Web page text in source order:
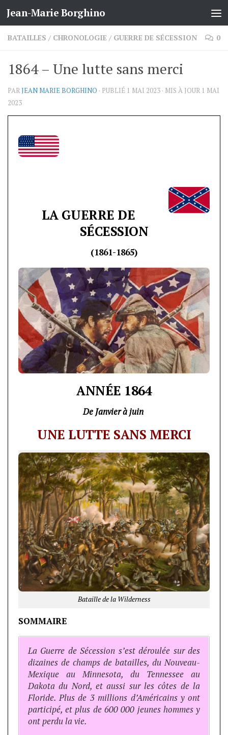
Skip to content
Jean-Marie Borghino
BATAILLES / CHRONOLOGIE / GUERRE DE SÉCESSION 0
1864 – Une lutte sans merci
PARJEAN MARIE BORGHINO · PUBLIÉ 1 MAI 2023 · MIS À JOUR 1 MAI
2023
LA GUERRE DE
SÉCESSION
(1861-1865)
ANNÉE 1864
De Janvier à juin
UNE LUTTE SANS MERCI
Bataille de la Wilderness
SOMMAIRE
La Guerre de Sécession s’est déroulée sur des
dizaines de champs de batailles, du Nouveau-
Mexique au Minnesota, du Tennessee au
Dakota du Nord, et aussi sur les côtes de la
Floride. Plus de 3 millions d’Américains y ont
participé, et plus de 600 000 jeunes hommes y
ont perdu la vie.